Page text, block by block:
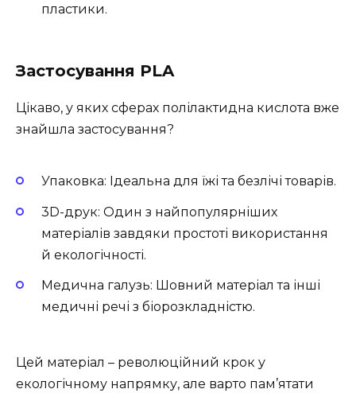
пластики.
Застосування PLA
Цікаво, у яких сферах полілактидна кислота вже
знайшла застосування?
Упаковка: Ідеальна для їжі та безлічі товарів.
3D-друк: Один з найпопулярніших
матеріалів завдяки простоті використання
й екологічності.
Медична галузь: Шовний матеріал та інші
медичні речі з біорозкладністю.
Цей матеріал – революційний крок у
екологічному напрямку, але варто пам’ятати